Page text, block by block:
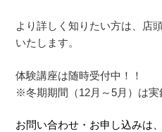
より詳しく知りたい方は、店
いたします。
体験講座は随時受付中！！
※冬期期間（12月～5月）は実
お問い合わせ・お申し込みは